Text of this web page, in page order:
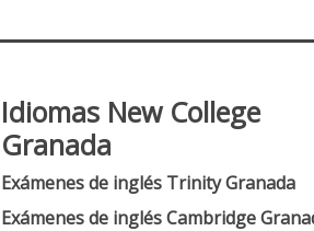
Idiomas New College
Granada
Exámenes de inglés Trinity Granada
Exámenes de inglés Cambridge